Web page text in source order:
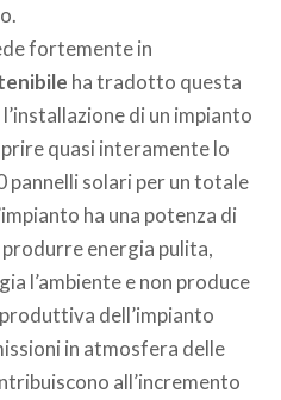
fortemente in
ha tradotto questa
di un impianto
quasi interamente lo
pannelli solari per un totale
ha una potenza di
energia pulita,
l’ambiente e non produce
dell’impianto
in atmosfera delle
all’incremento